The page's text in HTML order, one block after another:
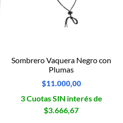
Sombrero Vaquera Negro con
Plumas
$11.000,00
3 Cuotas SIN interés de
$3.666,67